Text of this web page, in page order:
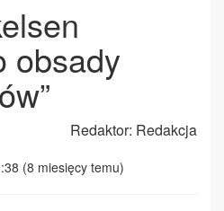
obsady
Redaktor: Redakcja
(8 miesięcy temu)